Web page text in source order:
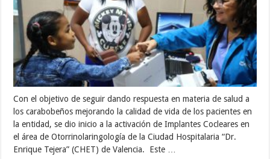
Con el objetivo de seguir dando respuesta en materia de salud a
los carabobeños mejorando la calidad de vida de los pacientes en
la entidad, se dio inicio a la activación de Implantes Cocleares en
el área de Otorrinolaringología de la Ciudad Hospitalaria “Dr.
Enrique Tejera” (CHET) de Valencia. Este …